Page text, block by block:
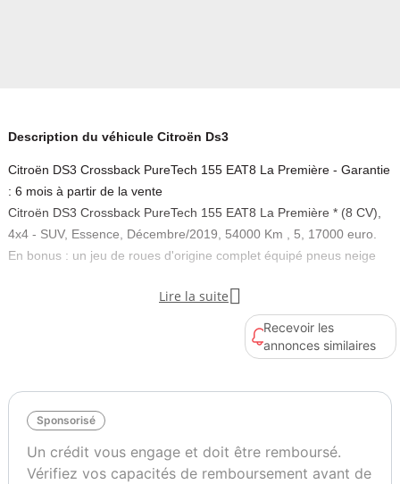
Description du véhicule Citroën Ds3
Citroën DS3 Crossback PureTech 155 EAT8 La Première - Garantie
: 6 mois à partir de la vente
Citroën DS3 Crossback PureTech 155 EAT8 La Première * (8 CV),
4x4 - SUV, Essence, Décembre/2019, 54000 Km , 5, 17000 euro.
En bonus : un jeu de roues d'origine complet équipé pneus neige
Puissance réelle
155
Lire la suite 
Recevoir les
annonces similaires
Sponsorisé
Un crédit vous engage et doit être remboursé.
Vérifiez vos capacités de remboursement avant de